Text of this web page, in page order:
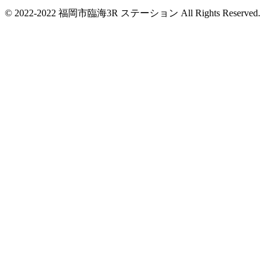
© 2022-2022 福岡市臨海3R ステーション All Rights Reserved.